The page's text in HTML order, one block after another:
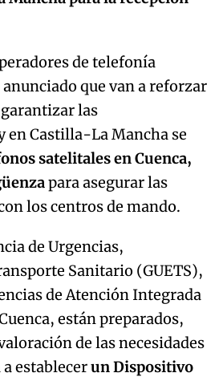
de telefonía
que van a reforzar
las
en Castilla-La Mancha se
satelitales en Cuenca,
para asegurar las
los centros de mando.
de Urgencias,
Sanitario (GUETS),
de Atención Integrada
están preparados,
de las necesidades
a establecerun Dispositivo